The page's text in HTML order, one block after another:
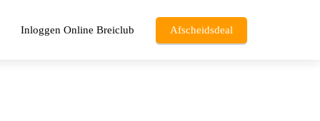
Inloggen Online Breiclub Afscheidsdeal